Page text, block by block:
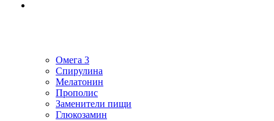
Омега 3
Спирулина
Мелатонин
Прополис
Заменители пищи
Глюкозамин